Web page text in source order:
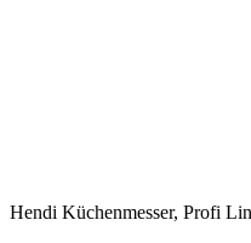
Hendi Küchenmesser, Profi